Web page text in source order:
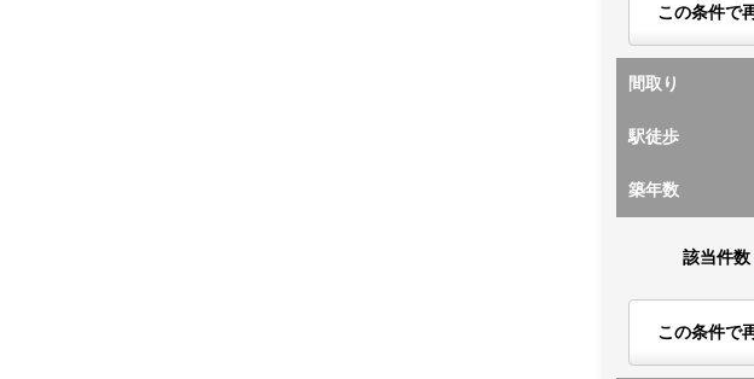
この条件で
間取り
駅徒歩
築年数
該当件数
この条件で